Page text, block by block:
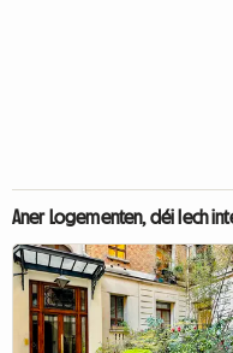
Aner Logementen, déi Iech